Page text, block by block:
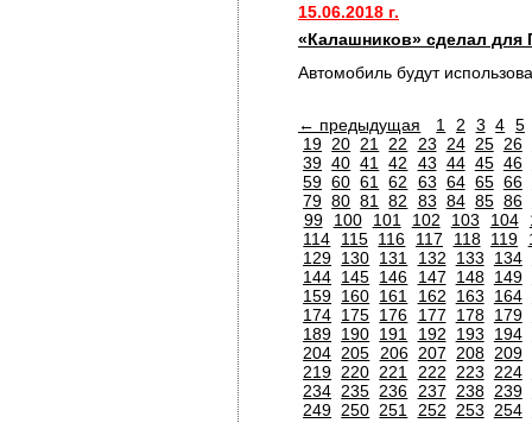
15.06.2018 г.
«Калашников» сделал для
Автомобиль будут
← предыдущая 1 2 3 4 5
19 20 21 22 23 24 25 26
39 40 41 42 43 44 45 46
59 60 61 62 63 64 65 66
79 80 81 82 83 84 85 86
99
100 101 102 103 104
114
115 116 117 118 119
129 130 131 132 133 134
144 145 146 147 148 149
159 160 161 162 163 164
174 175 176 177 178 179
189 190 191 192 193 194
204 205 206 207 208 209
219 220 221 222 223 224
234 235 236 237 238 239
249 250 251 252 253 254